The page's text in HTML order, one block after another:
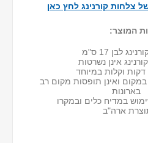
צלחות קורנינג לחץ כאן
המוצר:
לבן 17 ס"מ
אינן נשרטות
וקלות במיוחד
ואינן תופסות מקום רב
בארונות
במדיח כלים ובמקרו
ארה"ב